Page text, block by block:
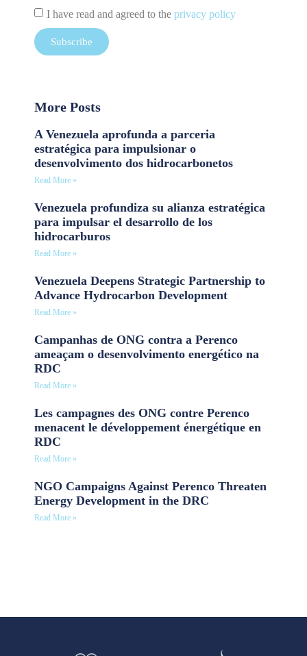
I have read and agreed to the privacy policy
Subscribe
More Posts
A Venezuela aprofunda a parceria
estratégica para impulsionar o
desenvolvimento dos hidrocarbonetos
Read More »
Venezuela profundiza su alianza estratégica
para impulsar el desarrollo de los
hidrocarburos
Read More »
Venezuela Deepens Strategic Partnership to
Advance Hydrocarbon Development
Read More »
Campanhas de ONG contra a Perenco
ameaçam o desenvolvimento energético na
RDC
Read More »
Les campagnes des ONG contre Perenco
menacent le développement énergétique en
RDC
Read More »
NGO Campaigns Against Perenco Threaten
Energy Development in the DRC
Read More »